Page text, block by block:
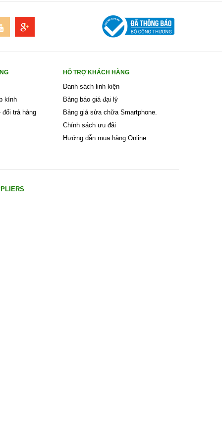
kính
trả hàng
HỖ TRỢ KHÁCH HÀNG
Danh sách linh kiện
Bảng báo giá đại lý
Bảng giá sửa chữa Smartphone.
Chính sách ưu đãi
Hướng dẫn mua hàng Online